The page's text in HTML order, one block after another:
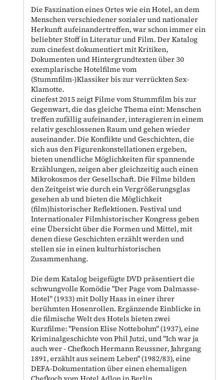
Die Faszination eines Ortes wie ein Hotel, an dem
Menschen verschiedener sozialer und nationaler
Herkunft aufeinandertreffen, war schon immer ein
beliebter Stoff in Literatur und Film. Der Katalog
zum cinefest dokumentiert mit Kritiken,
Dokumenten und Hintergrundtexten über 30
exemplarische Hotelfilme vom
(Stummfilm-)Klassiker bis zur verrückten Sex-
Klamotte.
cinefest 2015 zeigt Filme vom Stummfilm bis zur
Gegenwart, die das gleiche Thema eint: Menschen
treffen zufällig aufeinander, interagieren in einem
relativ geschlossenen Raum und gehen wieder
auseinander. Die Konflikte und Geschichten, die
sich aus den Figurenkonstellationen ergeben,
bieten unendliche Möglichkeiten für spannende
Erzählungen, zeigen aber gleichzeitig auch einen
Mikrokosmos der Gesellschaft. Die Filme bilden
den Zeitgeist wie durch ein Vergrößerungsglas
gesehen ab und bieten die Möglichkeit
(film)historischer Reflektionen. Festival und
Internationaler Filmhistorischer Kongress geben
eine Übersicht über die Formen und Mittel, mit
denen diese Geschichten erzählt werden und
stellen sie in einen kulturhistorischen
Zusammenhang.
Die dem Katalog beigefügte DVD präsentiert die
schwungvolle Komödie "Der Page vom Dalmasse-
Hotel" (1933) mit Dolly Haas in einer ihrer
berühmten Hosenrollen. Ergänzende Einblicke in
die filmische Welt des Hotels bieten zwei
Kurzfilme: "Pension Elise Nottebohm" (1937), eine
Kriminalgeschichte von Phil Jutzi, und "Ich war ja
auch wer - Chefkoch Hermann Reussner, Jahrgang
1891, erzählt aus seinem Leben" (1982/83), eine
DEFA-Dokumentation über einen ehemaligen